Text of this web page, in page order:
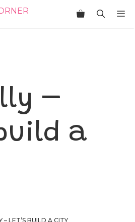
–
a
– LET’S BUILD A CITY